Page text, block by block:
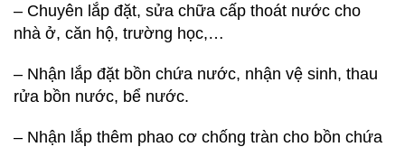
– Chuyên lắp đặt, sửa chữa cấp thoát nước cho
nhà ở, căn hộ, trường học,…
– Nhận lắp đặt bồn chứa nước, nhận vệ sinh, thau
rửa bồn nước, bể nước.
– Nhận lắp thêm phao cơ chống tràn cho bồn chứa